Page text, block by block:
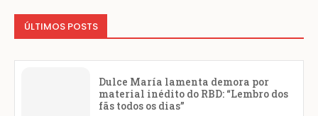
ÚLTIMOS POSTS
Dulce María lamenta demora por
material inédito do RBD: “Lembro dos
fãs todos os dias”